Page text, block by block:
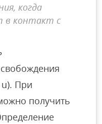
когда
в контакт с
u). При
получить